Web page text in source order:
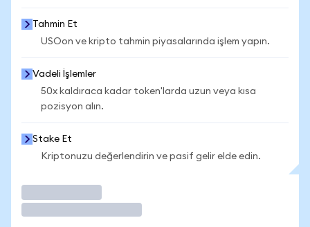
Tahmin Et
USOon ve kripto tahmin piyasalarında işlem yapın.
Vadeli İşlemler
50x kaldıraca kadar token'larda uzun veya kısa
pozisyon alın.
Stake Et
Kriptonuzu değerlendirin ve pasif gelir elde edin.